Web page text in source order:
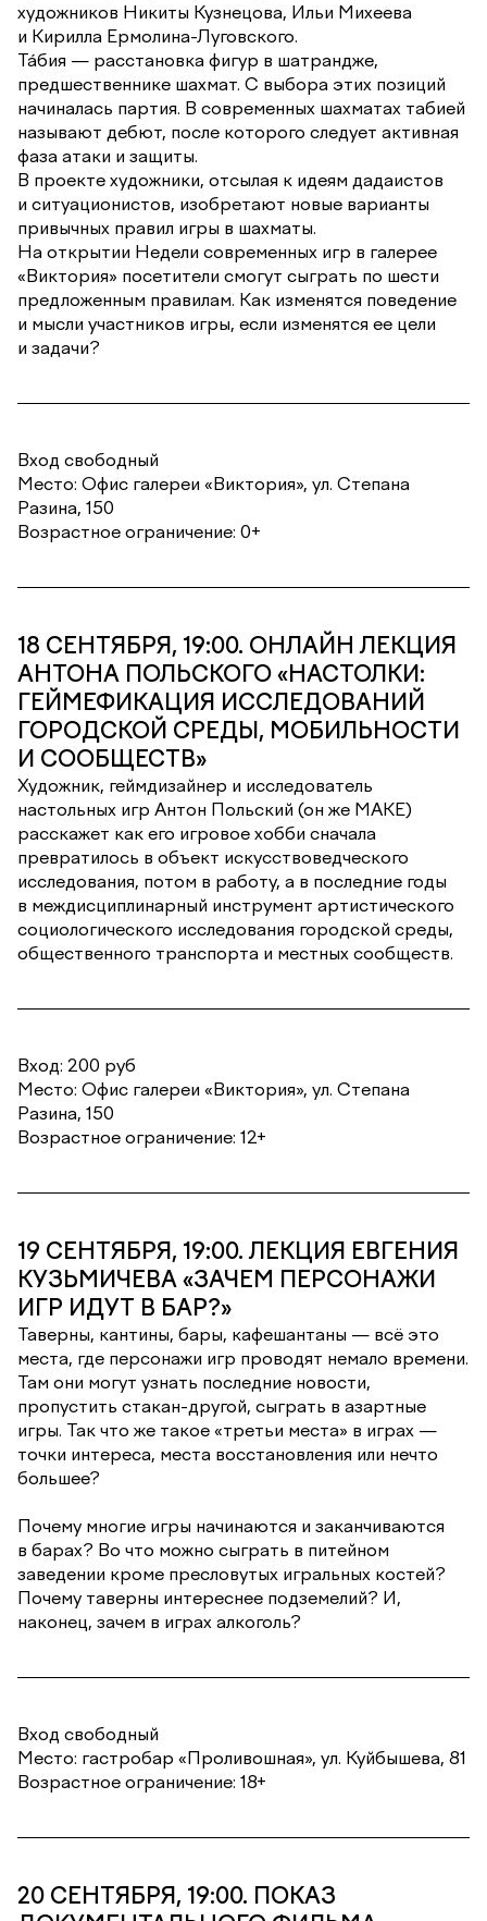
художников Никиты Кузнецова, Ильи Михеева
и Кирилла Ермолина-Луговского.
Та́бия — расстановка фигур в шатрандже,
предшественнике шахмат. С выбора этих позиций
начиналась партия. В современных шахматах табией
называют дебют, после которого следует активная
фаза атаки и защиты.
В проекте художники, отсылая к идеям дадаистов
и ситуационистов, изобретают новые варианты
привычных правил игры в шахматы.
На открытии Недели современных игр в галерее
«Виктория» посетители смогут сыграть по шести
предложенным правилам. Как изменятся поведение
и мысли участников игры, если изменятся ее цели
и задачи?
Вход свободный
Место: Офис галереи «Виктория», ул. Степана
Разина, 150
Возрастное ограничение: 0+
18 СЕНТЯБРЯ, 19:00. ОНЛАЙН ЛЕКЦИЯ
АНТОНА ПОЛЬСКОГО «НАСТОЛКИ:
ГЕЙМЕФИКАЦИЯ ИССЛЕДОВАНИЙ
ГОРОДСКОЙ СРЕДЫ, МОБИЛЬНОСТИ
И СООБЩЕСТВ»
Художник, геймдизайнер и исследователь
настольных игр Антон Польский (он же MAKE)
расскажет как его игровое хобби сначала
превратилось в объект искусствоведческого
исследования, потом в работу, а в последние годы
в междисциплинарный инструмент артистического
социологического исследования городской среды,
общественного транспорта и местных сообществ.
Вход: 200 руб
Место: Офис галереи «Виктория», ул. Степана
Разина, 150
Возрастное ограничение: 12+
19 СЕНТЯБРЯ, 19:00. ЛЕКЦИЯ ЕВГЕНИЯ
КУЗЬМИЧЕВА «ЗАЧЕМ ПЕРСОНАЖИ
ИГР ИДУТ В БАР?»
Таверны, кантины, бары, кафешантаны — всё это
места, где персонажи игр проводят немало времени.
Там они могут узнать последние новости,
пропустить стакан-другой, сыграть в азартные
игры. Так что же такое «третьи места» в играх —
точки интереса, места восстановления или нечто
большее?
Почему многие игры начинаются и заканчиваются
в барах? Во что можно сыграть в питейном
заведении кроме пресловутых игральных костей?
Почему таверны интереснее подземелий? И,
наконец, зачем в играх алкоголь?
Вход свободный
Место: гастробар «Проливошная», ул. Куйбышева, 81
Возрастное ограничение: 18+
20 СЕНТЯБРЯ, 19:00. ПОКАЗ